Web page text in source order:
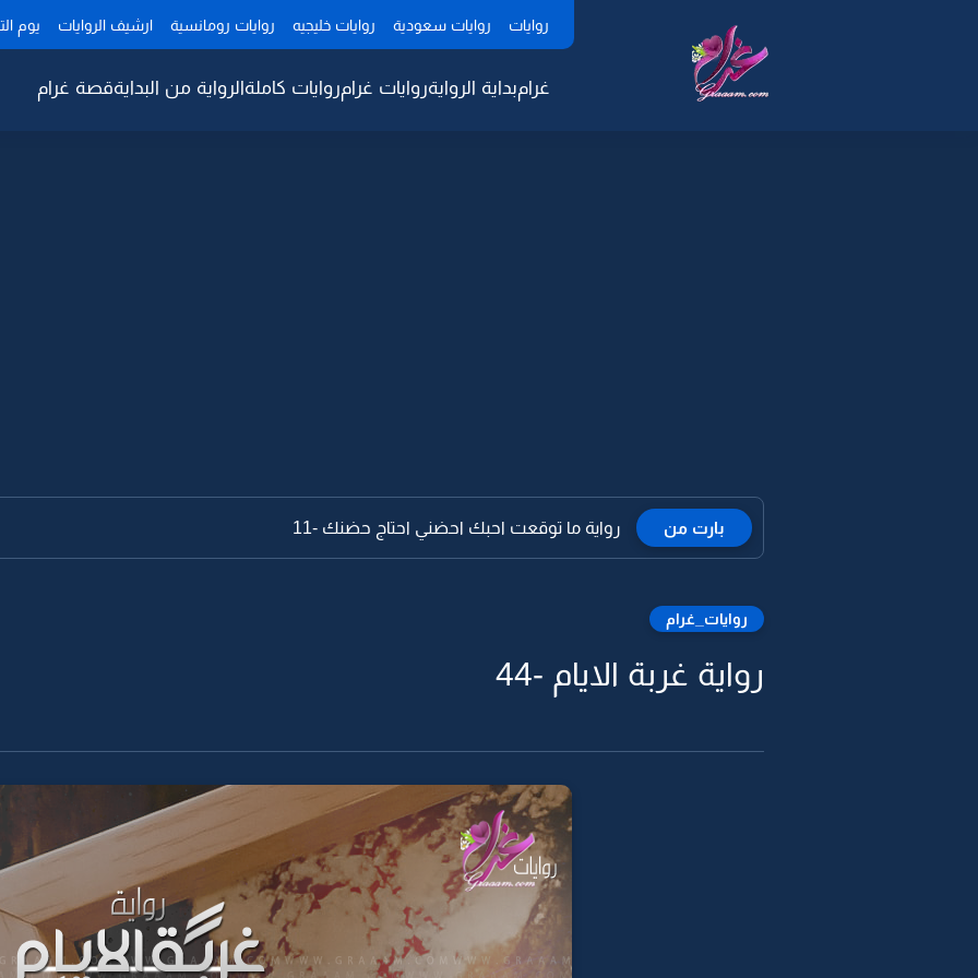
روايات روايات سعودية روايات خليجيه روايات رومانسية ارشيف الروايات يوم
غرامبداية الروايةروايات غرامروايات كاملةالرواية من البدايةقصة غرام
بارت من رواية ما توقعت احبك احضني احتاج حضنك -11
روايات_غرام
رواية غربة الايام -44